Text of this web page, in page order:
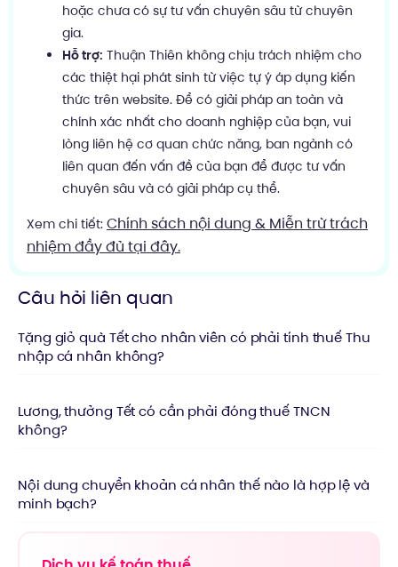
hoặc chưa có sự tư vấn chuyên sâu từ chuyên
gia.
Hỗ trợ: Thuận Thiên không chịu trách nhiệm cho
các thiệt hại phát sinh từ việc tự ý áp dụng kiến
thức trên website. Để có giải pháp an toàn và
chính xác nhất cho doanh nghiệp của bạn, vui
lòng liên hệ cơ quan chức năng, ban ngành có
liên quan đến vấn đề của bạn để được tư vấn
chuyên sâu và có giải pháp cụ thể.
Xem chi tiết: Chính sách nội dung & Miễn trừ trách
nhiệm đầy đủ tại đây.
Câu hỏi liên quan
Tặng giỏ quà Tết cho nhân viên có phải tính thuế Thu
nhập cá nhân không?
Lương, thưởng Tết có cần phải đóng thuế TNCN
không?
Nội dung chuyển khoản cá nhân thế nào là hợp lệ và
minh bạch?